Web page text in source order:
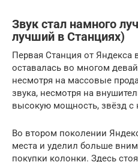
Звук стал намного
лучший в Станциях)
Первая Станция от Яндекса
оставалась во многом
несмотря на массовые
звука, несмотря на
высокую мощность, звёзд с
Во втором поколении
места и уделил больше
покупки колонки. Здесь